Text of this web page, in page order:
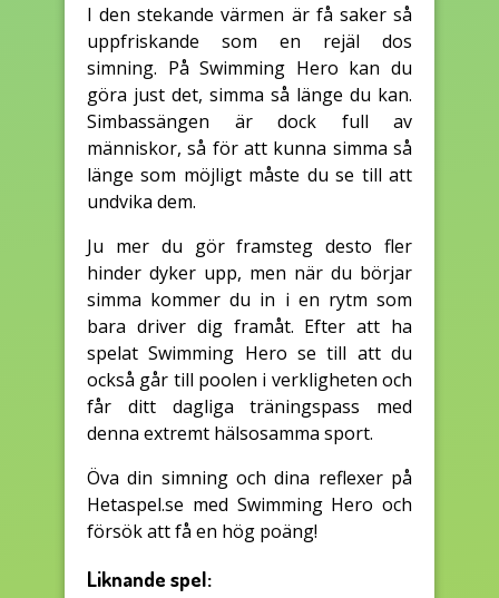
I den stekande värmen är få saker så
uppfriskande som en rejäl dos
simning. På Swimming Hero kan du
göra just det, simma så länge du kan.
Simbassängen är dock full av
människor, så för att kunna simma så
länge som möjligt måste du se till att
undvika dem.
Ju mer du gör framsteg desto fler
hinder dyker upp, men när du börjar
simma kommer du in i en rytm som
bara driver dig framåt. Efter att ha
spelat Swimming Hero se till att du
också går till poolen i verkligheten och
får ditt dagliga träningspass med
denna extremt hälsosamma sport.
Öva din simning och dina reflexer på
Hetaspel.se med Swimming Hero och
försök att få en hög poäng!
Liknande spel: